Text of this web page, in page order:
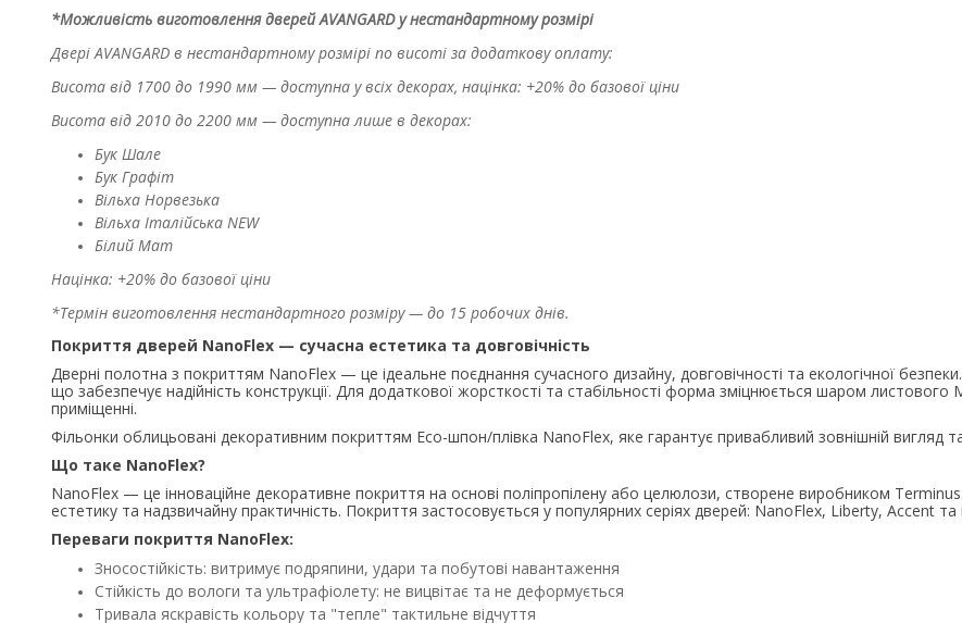
*Можливість виготовлення дверей AVANGARD у нестандартному розмірі
Двері AVANGARD в нестандартному розмірі по висоті за додаткову оплату:
Висота від 1700 до 1990 мм — доступна у всіх декорах, націнка: +20% до базової ціни
Висота від 2010 до 2200 мм — доступна лише в декорах:
Бук Шале
Бук Графіт
Вільха Норвезька
Вільха Італійська NEW
Білий Мат
Націнка: +20% до базової ціни
*Термін виготовлення нестандартного розміру — до 15 робочих днів.
Покриття дверей NanoFlex — сучасна естетика та довговічність
Дверні полотна з покриттям NanoFlex — це ідеальне поєднання сучасного дизайну, довговічності та екологічної
що забезпечує надійність конструкції. Для додаткової жорсткості та стабільності форма зміцнюється шаром листового
приміщенні.
Фільонки облицьовані декоративним покриттям Eco-шпон/плівка NanoFlex, яке гарантує привабливий зовнішній вигляд
Що таке NanoFlex?
NanoFlex — це інноваційне декоративне покриття на основі поліпропілену або целюлози, створене виробником
естетику та надзвичайну практичність. Покриття застосовується у популярних серіях дверей: NanoFlex, Liberty, Accent та
Переваги покриття NanoFlex:
Зносостійкість: витримує подряпини, удари та побутові навантаження
Стійкість до вологи та ультрафіолету: не вицвітає та не деформується
Тривала яскравість кольору та "тепле" тактильне відчуття